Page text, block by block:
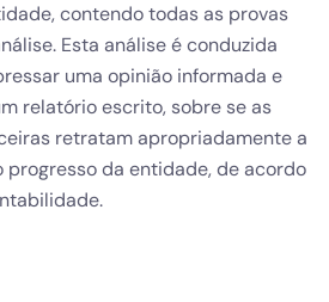
contendo todas as provas
Esta análise é conduzida
uma opinião informada e
relatório escrito, sobre se as
retratam apropriadamente a
progresso da entidade, de acordo